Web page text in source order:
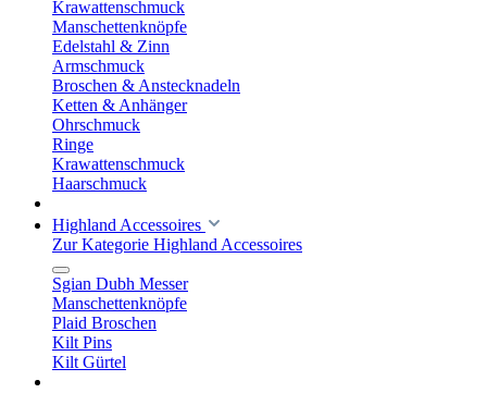
Krawattenschmuck
Manschettenknöpfe
Edelstahl & Zinn
Armschmuck
Broschen & Anstecknadeln
Ketten & Anhänger
Ohrschmuck
Ringe
Krawattenschmuck
Haarschmuck
Highland Accessoires
Zur Kategorie Highland Accessoires
Sgian Dubh Messer
Manschettenknöpfe
Plaid Broschen
Kilt Pins
Kilt Gürtel